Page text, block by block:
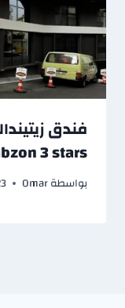
3 stars
بواسطةOmar